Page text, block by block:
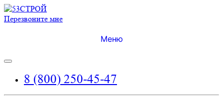
Перезвоните мне
Меню
8 (800) 250-45-47